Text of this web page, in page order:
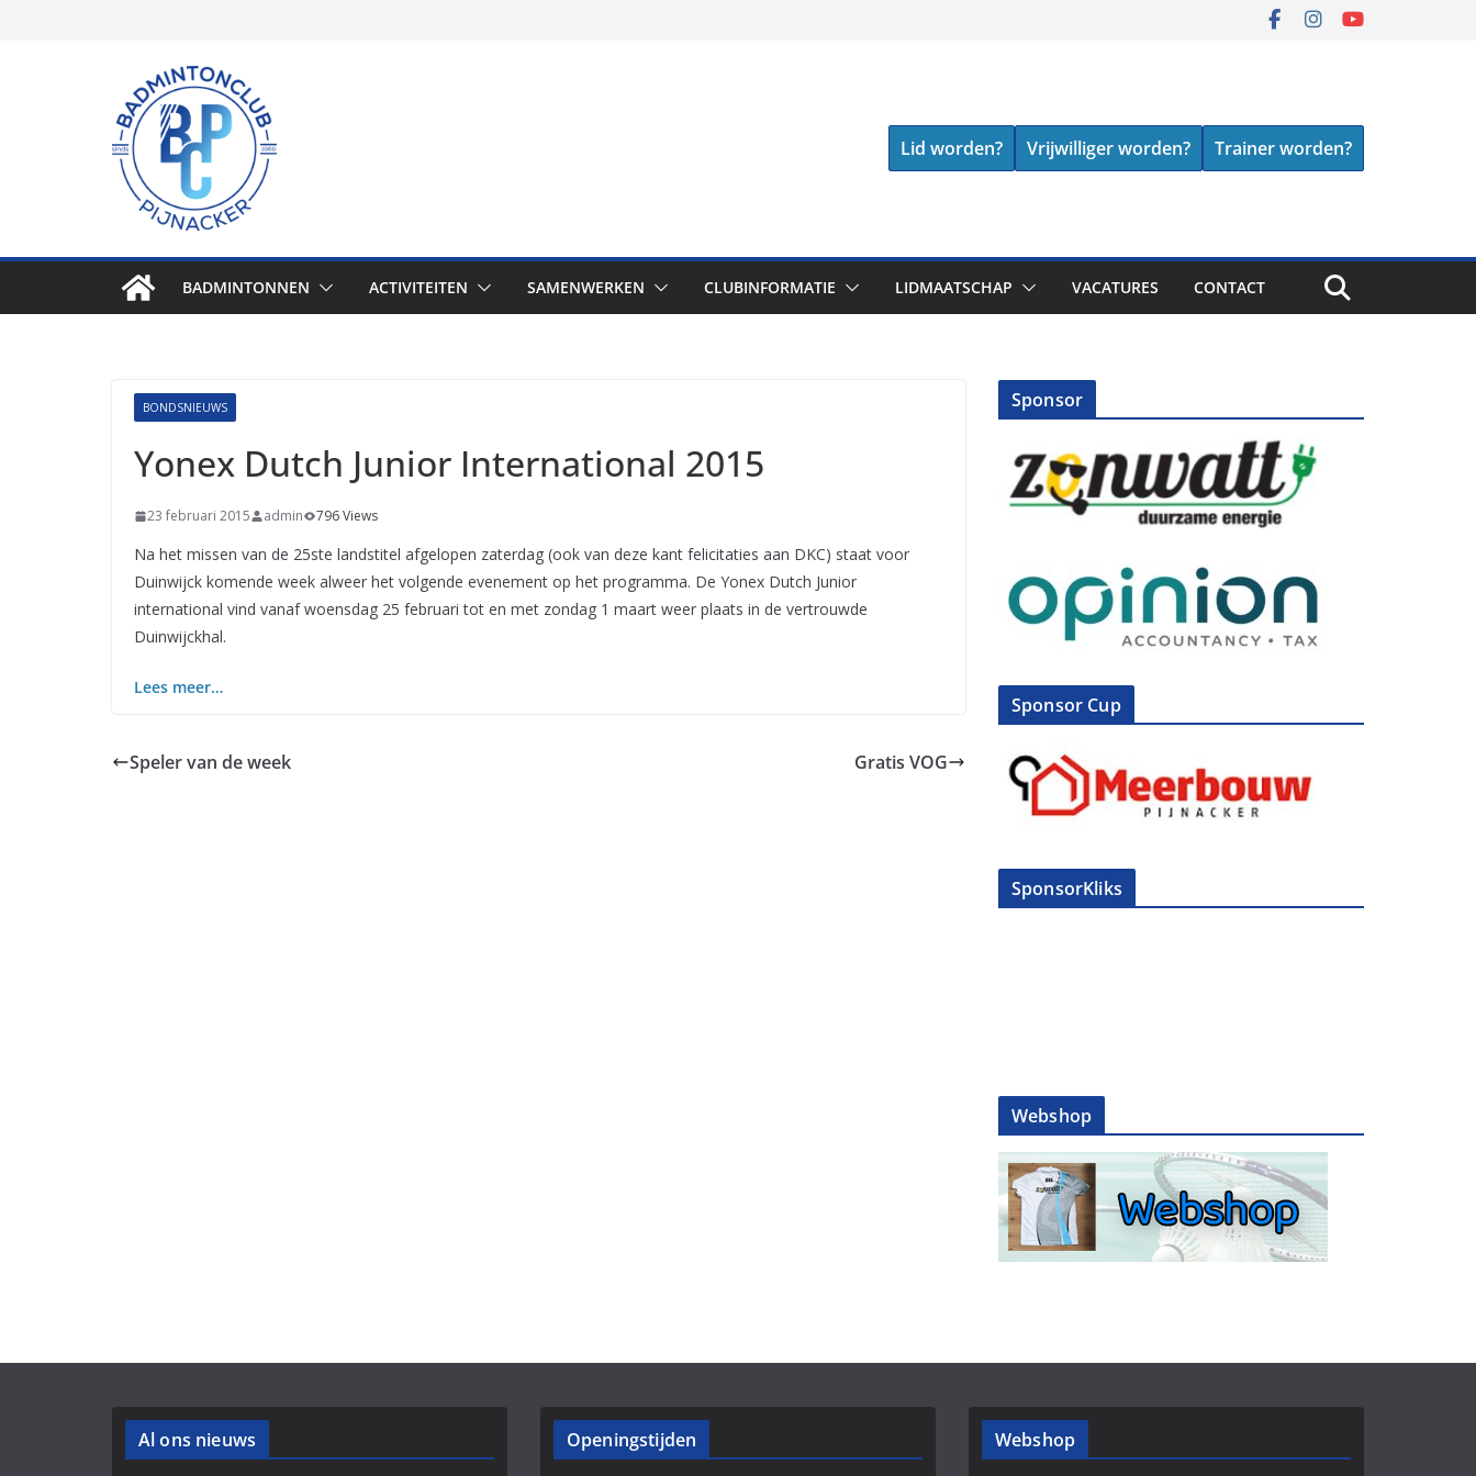
Lid worden? Vrijwilliger worden? Trainer worden?
BADMINTONNEN ACTIVITEITEN SAMENWERKEN CLUBINFORMATIE LIDMAATSCHAP VACATURES CONTACT
BONDSNIEUWS
Yonex Dutch Junior International 2015
23 februari 2015 admin 796 Views
Na het missen van de 25ste landstitel afgelopen zaterdag (ook van deze kant felicitaties aan DKC) staat voor
Duinwijck komende week alweer het volgende evenement op het programma. De Yonex Dutch Junior
international vind vanaf woensdag 25 februari tot en met zondag 1 maart weer plaats in de vertrouwde
Duinwijckhal.
Lees meer…
Speler van de week Gratis VOG
Sponsor
Sponsor Cup
SponsorKliks
Webshop
Al ons nieuws Openingstijden Webshop